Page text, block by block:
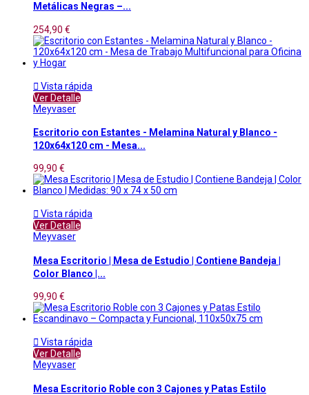
Metálicas Negras –...
254,90 €
 Vista rápida
Ver Detalle
Meyvaser
Escritorio con Estantes - Melamina Natural y Blanco -
120x64x120 cm - Mesa...
99,90 €
 Vista rápida
Ver Detalle
Meyvaser
Mesa Escritorio | Mesa de Estudio | Contiene Bandeja |
Color Blanco |...
99,90 €
 Vista rápida
Ver Detalle
Meyvaser
Mesa Escritorio Roble con 3 Cajones y Patas Estilo